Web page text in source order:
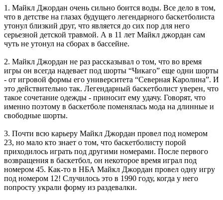
1. Майкл Джордан очень сильно боится воды. Все дело в том,
что в детстве на глазах будущего легендарного баскетболиста
утонул близкий друг, что является до сих пор для него
серьезной детской травмой. А в 11 лет Майкл джордан сам
чуть не утонул на сборах в бассейне.
2. Майкл Джордан не раз рассказывал о том, что во время
игры он всегда надевает под шорты “Чикаго” еще одни шорты
- от игровой формы его университета “Северная Каролина”. И
это действительно так. Легендарный баскетболист уверен, что
такое сочетание одежды - приносит ему удачу. Говорят, что
именно поэтому в баскетболе поменялась мода на длинные и
свободные шорты.
3. Почти всю карьеру Майкл Джордан провел под номером
23, но мало кто знает о том, что баскетболисту порой
приходилось играть под другими номерами. После первого
возвращения в баскетбол, он некоторое время играл под
номером 45. Как-то в НБА Майкл Джордан провел одну игру
под номером 12! Случилось это в 1990 году, когда у него
попросту украли форму из раздевалки.